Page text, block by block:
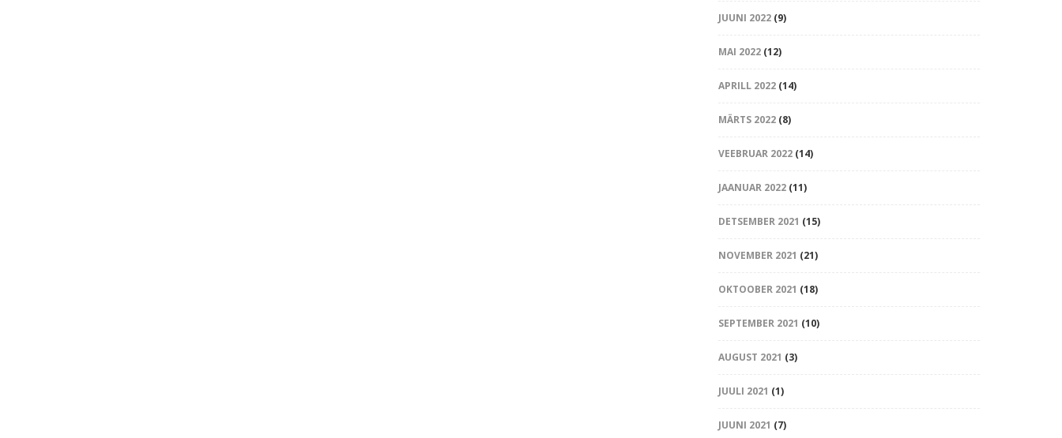
JUUNI 2022(9)
MAI 2022(12)
APRILL 2022(14)
MÄRTS 2022(8)
VEEBRUAR 2022(14)
JAANUAR 2022(11)
DETSEMBER 2021 (15)
NOVEMBER 2021 (21)
OKTOOBER 2021 (18)
SEPTEMBER 2021 (10)
AUGUST 2021 (3)
JUULI 2021 (1)
JUUNI 2021 (7)